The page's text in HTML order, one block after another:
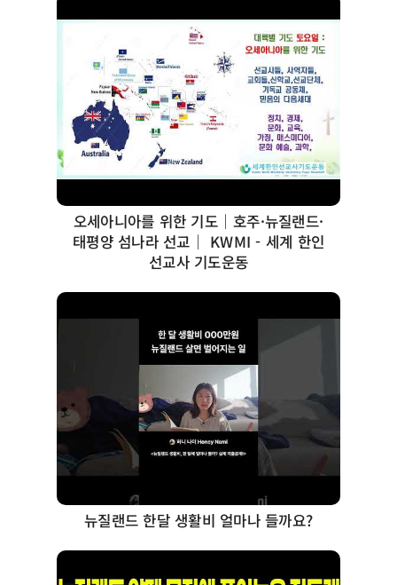
오세아니아를 위한 기도｜호주·뉴질랜드·
태평양 섬나라 선교｜ KWMI - 세계 한인
선교사 기도운동
뉴질랜드 한달 생활비 얼마나 들까요?